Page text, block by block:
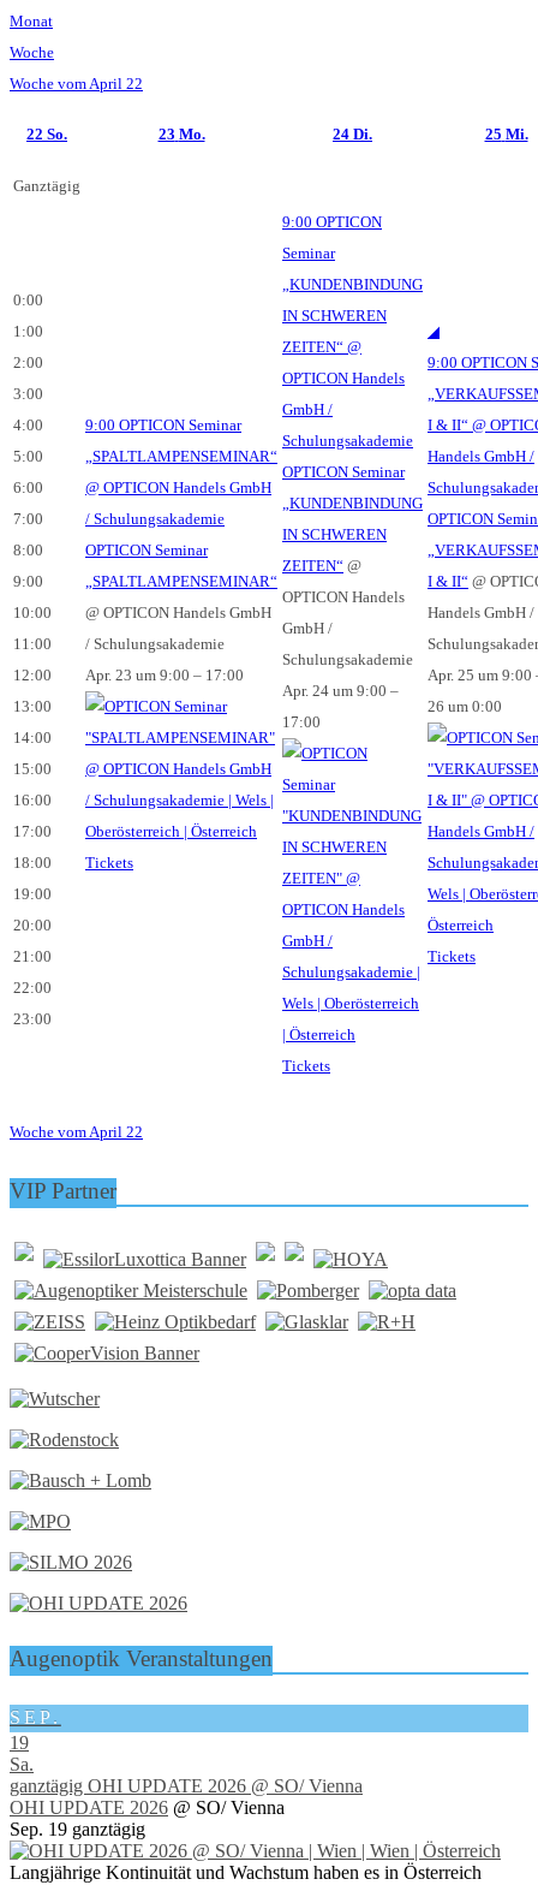
Monat
Woche
Woche vom April 22
22 So. 23 Mo. 24 Di. 25 Mi.
Ganztägig
0:00
1:00
2:00
3:00
4:00
5:00
6:00
7:00
8:00
9:00
10:00
11:00
12:00
13:00
14:00
15:00
16:00
17:00
18:00
19:00
20:00
21:00
22:00
23:00
9:00 OPTICON Seminar
„SPALTLAMPENSEMINAR“
@ OPTICON Handels GmbH
/ Schulungsakademie
OPTICON Seminar
„SPALTLAMPENSEMINAR“
@ OPTICON Handels GmbH
/ Schulungsakademie
Apr. 23 um 9:00 – 17:00
Tickets
9:00 OPTICON
Seminar
„KUNDENBINDUNG
IN SCHWEREN
ZEITEN“ @
OPTICON Handels
GmbH /
Schulungsakademie
OPTICON Seminar
„KUNDENBINDUNG
IN SCHWEREN
ZEITEN“ @
OPTICON Handels
GmbH /
Schulungsakademie
Apr. 24 um 9:00 –
17:00
Tickets
◢
9:00 OPTICON
I & II“ @
Handels GmbH /
OPTICON
I & II“ @
Handels GmbH /
Apr. 25 um 9:00
26 um 0:00
Tickets
Woche vom April 22
VIP Partner
Augenoptik Veranstaltungen
SEP.
19
Sa.
ganztägig OHI UPDATE 2026 @ SO/ Vienna
OHI UPDATE 2026 @ SO/ Vienna
Sep. 19 ganztägig
Langjährige Kontinuität und Wachstum haben es in Österreich